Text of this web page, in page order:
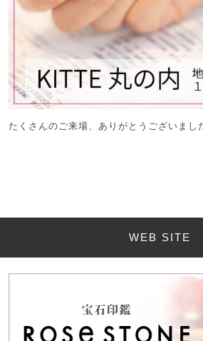
たくさんのご来場、ありがとうございまし
WEB SITE